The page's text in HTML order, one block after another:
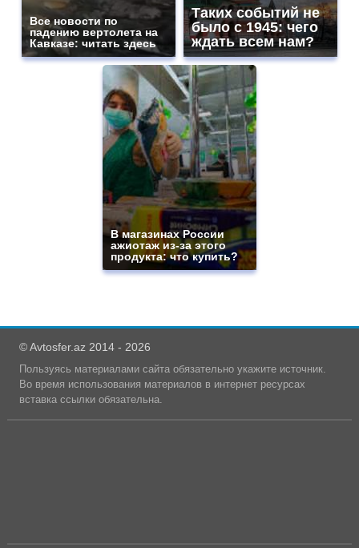
Все новости по
падению вертолета на
Кавказе: читать здесь
Таких событий не
было с 1945: чего
ждать всем нам?
В магазинах России
ажиотаж из-за этого
продукта: что купить?
© Avtosfer.az 2014 - 2026
Пользуясь материалами сайта обязательно укажите источник.
Во время использования материалов в интернет ресурсах
вставка ссылки обязательна.